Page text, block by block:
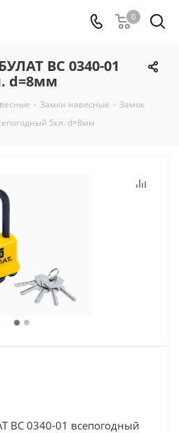
0
ВС 0340-01
d=8мм
- Замки навесные - Замок
5кл. d=8мм
ВС 0340-01 всепогодный